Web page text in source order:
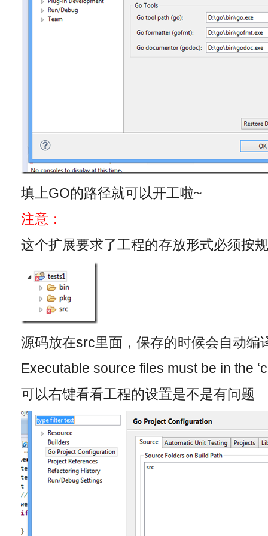
填上GO的路径就可以开工啦~
注意：
这个扩展要求了工程的存放形式必须按
源码放在src里面，保存的时候会自动编
Executable source files must be in the
可以右键看看工程的设置是不是有问题